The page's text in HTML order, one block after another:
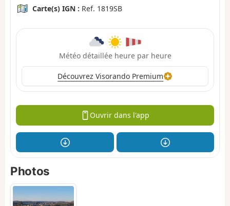
Carte(s) IGN : Ref. 1819SB
Météo détaillée heure par heure
Découvrez Visorando Premium
Ouvrir dans l'app
Photos